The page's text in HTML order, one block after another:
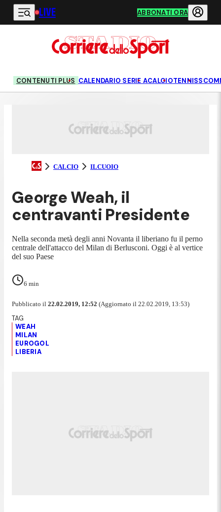
Vai al contenuto principale
LIVE ABBONATI ORA
CONTENUTI PLUS CALENDARIO SERIE ACALCIOTENNIS
CALCIO ILCUOIO
George Weah, il
centravanti Presidente
Nella seconda metà degli anni Novanta il liberiano fu il perno
centrale dell'attacco del Milan di Berlusconi. Oggi è al vertice
del suo Paese
6 min
Pubblicato il 22.02.2019, 12:52 (Aggiornato il 22.02.2019, 13:53)
WEAH
MILAN
EUROGOL
LIBERIA